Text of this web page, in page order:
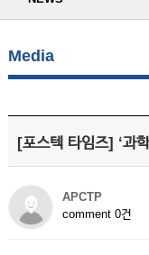
Media
[포스텍 타임즈] ‘과
APCTP
comment 0건